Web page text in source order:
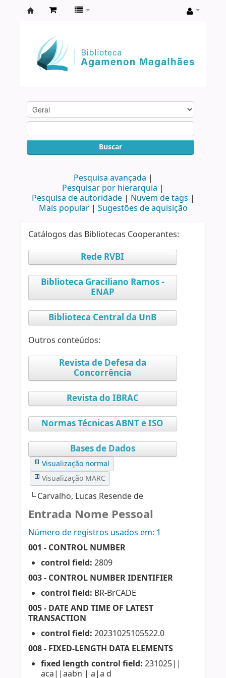
Agamenon
Magalhães
Buscar
Pesquisa avançada
Pesquisar por hierarquia
Pesquisa de autoridade
Nuvem de tags
Mais popular
Sugestões de aquisição
Catálogos das Bibliotecas Cooperantes:
Rede RVBI
Biblioteca Graciliano Ramos -
ENAP
Biblioteca Central da UnB
Outros conteúdos:
Revista de Defesa da
Concorrência
Revista do IBRAC
Normas Técnicas ABNT e ISO
Bases de Dados
Visualização normal
Visualização MARC
Carvalho, Lucas Resende de
Entrada Nome Pessoal
Número de registros usados ​​em: 1
001 - CONTROL NUMBER
control field: 2809
003 - CONTROL NUMBER IDENTIFIER
control field: BR-BrCADE
005 - DATE AND TIME OF LATEST
TRANSACTION
control field: 20231025105522.0
008 - FIXED-LENGTH DATA ELEMENTS
fixed length control field: 231025||
aca||aabn | a|a d